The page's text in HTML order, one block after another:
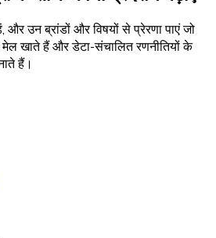
उन ब्रांडों और विषयों से प्रेरणा पाएं जो
खाते हैं और डेटा-संचालित रणनीतियों के
हैं।